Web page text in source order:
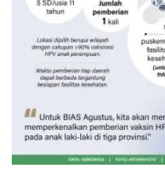
Vaksin HPV
Kemarin 06:30